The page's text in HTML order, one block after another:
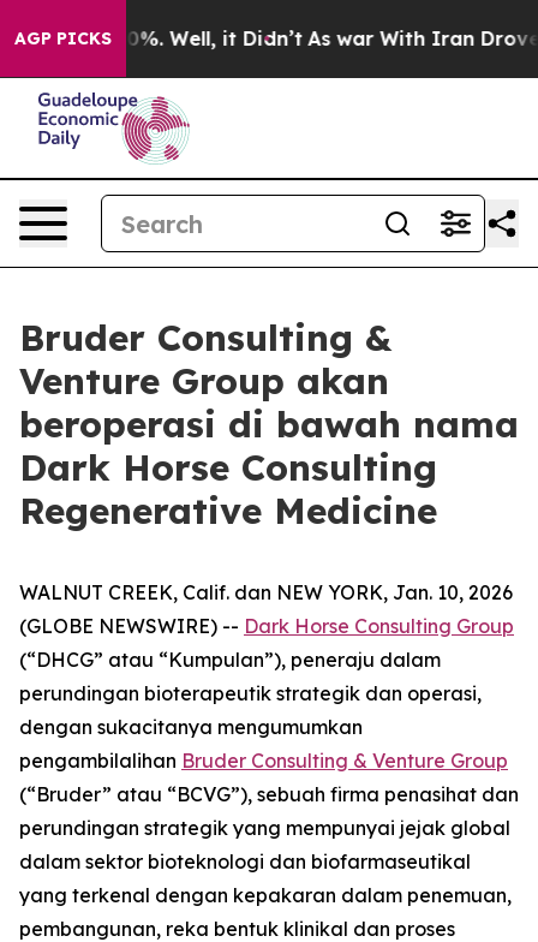
AGP PICKS
40%. Well, it Didn’t As war With Iran Drove oil
Bruder Consulting &
Venture Group akan
beroperasi di bawah nama
Dark Horse Consulting
Regenerative Medicine
WALNUT CREEK, Calif. dan NEW YORK, Jan. 10, 2026
(GLOBE NEWSWIRE) -- Dark Horse Consulting Group
(“DHCG” atau “Kumpulan”), peneraju dalam
perundingan bioterapeutik strategik dan operasi,
dengan sukacitanya mengumumkan
pengambilalihan Bruder Consulting & Venture Group
(“Bruder” atau “BCVG”), sebuah firma penasihat dan
perundingan strategik yang mempunyai jejak global
dalam sektor bioteknologi dan biofarmaseutikal
yang terkenal dengan kepakaran dalam penemuan,
pembangunan, reka bentuk klinikal dan proses